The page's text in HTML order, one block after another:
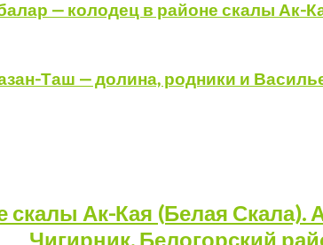
— колодец в районе скалы Ак-
Таш — долина, родники и
Ак-Кая (Белая Скала).
Чигирник. Белогорский